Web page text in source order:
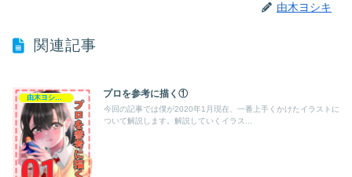
由木ヨシキ
関連記事
由木ヨシキの活動記録 プロを参考に描く①
今回の記事では僕が2020年1月現在、一番上手くかけたイラストに
ついて解説します。解説していくイラス...